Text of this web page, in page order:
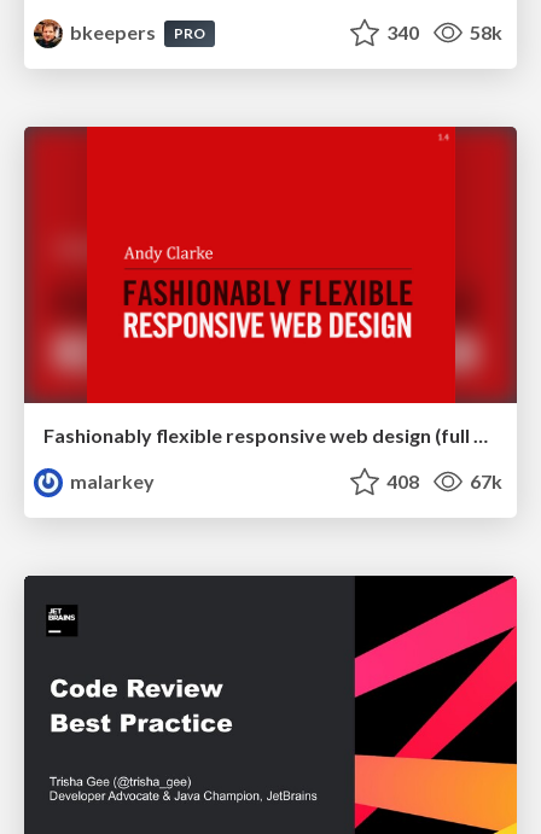
bkeepers
PRO 340 58k
Fashionably flexible responsive web design (full day workshop)
malarkey
408 67k